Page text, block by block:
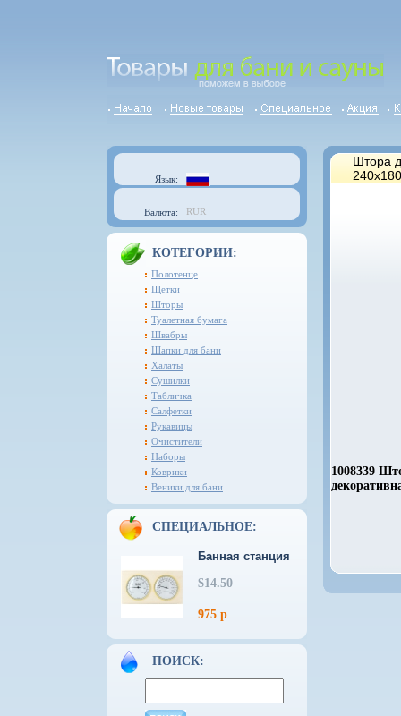
Язык:
Валюта: RUR
КОТЕГОРИИ:
Полотенце
Щетки
Шторы
Туалетная бумага
Швабры
Шапки для бани
Халаты
Сушилки
Табличка
Салфетки
Рукавицы
Очистители
Наборы
Коврики
Веники для бани
СПЕЦИАЛЬНОЕ:
Банная станция
$14.50
975 р
ПОИСК:
Штора
1008339